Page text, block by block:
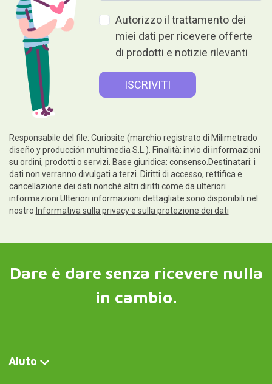
Autorizzo il trattamento dei
miei dati per ricevere offerte
di prodotti e notizie rilevanti
Responsabile del file: Curiosite (marchio registrato di Milimetrado
diseño y producción multimedia S.L.). Finalità: invio di informazioni
su ordini, prodotti o servizi. Base giuridica: consenso.Destinatari: i
dati non verranno divulgati a terzi. Diritti di accesso, rettifica e
cancellazione dei dati nonché altri diritti come da ulteriori
informazioni.Ulteriori informazioni dettagliate sono disponibili nel
nostro Informativa sulla privacy e sulla protezione dei dati
Dare è dare senza ricevere nulla
in cambio.
Aiuto